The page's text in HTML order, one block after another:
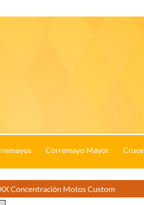
Corremayo Mayor
Concentración Motos Custom